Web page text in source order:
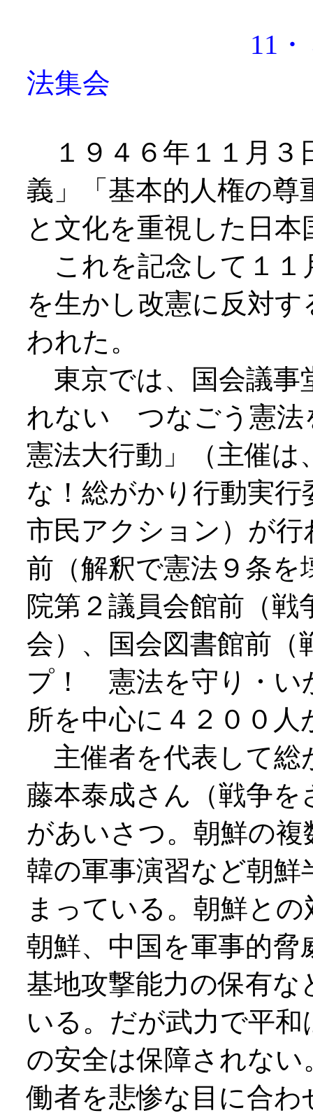
11・３ 国
法集会
１９４６年１１月３
義」「基本的人権の
と文化を重視した日
これを記念して１１
を生かし改憲に反対
われた。
東京では、国会議事
れない つなごう憲法
憲法大行動」（主催
な！総がかり行動実
市民アクション）が
前（解釈で憲法９条を
院第２議員会館前（
会）、国会図書館前
プ！ 憲法を守り・い
所を中心に４２００
主催者を代表して総
藤本泰成さん（戦争
があいさつ。朝鮮の
韓の軍事演習など朝
まっている。朝鮮と
朝鮮、中国を軍事的脅
基地攻撃能力の保有
いる。だが武力で平
の安全は保障されな
働者を悲惨な目に合